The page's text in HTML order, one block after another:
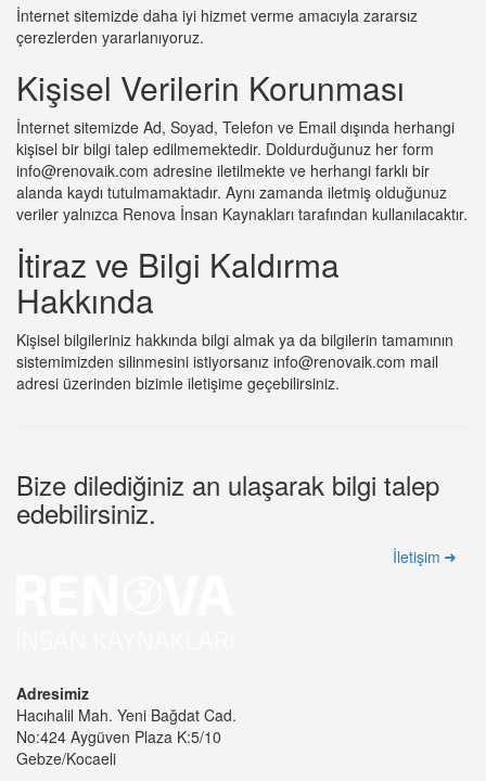
İnternet sitemizde daha iyi hizmet verme amacıyla zararsız
çerezlerden yararlanıyoruz.
Kişisel Verilerin Korunması
İnternet sitemizde Ad, Soyad, Telefon ve Email dışında herhangi
kişisel bir bilgi talep edilmemektedir. Doldurduğunuz her form
info@renovaik.com adresine iletilmekte ve herhangi farklı bir
alanda kaydı tutulmamaktadır. Aynı zamanda iletmiş olduğunuz
veriler yalnızca Renova İnsan Kaynakları tarafından kullanılacaktır.
İtiraz ve Bilgi Kaldırma
Hakkında
Kişisel bilgileriniz hakkında bilgi almak ya da bilgilerin tamamının
sistemimizden silinmesini istiyorsanız info@renovaik.com mail
adresi üzerinden bizimle iletişime geçebilirsiniz.
Bize dilediğiniz an ulaşarak bilgi talep
edebilirsiniz.
İletişim
Adresimiz
Hacıhalil Mah. Yeni Bağdat Cad.
No:424 Aygüven Plaza K:5/10
Gebze/Kocaeli